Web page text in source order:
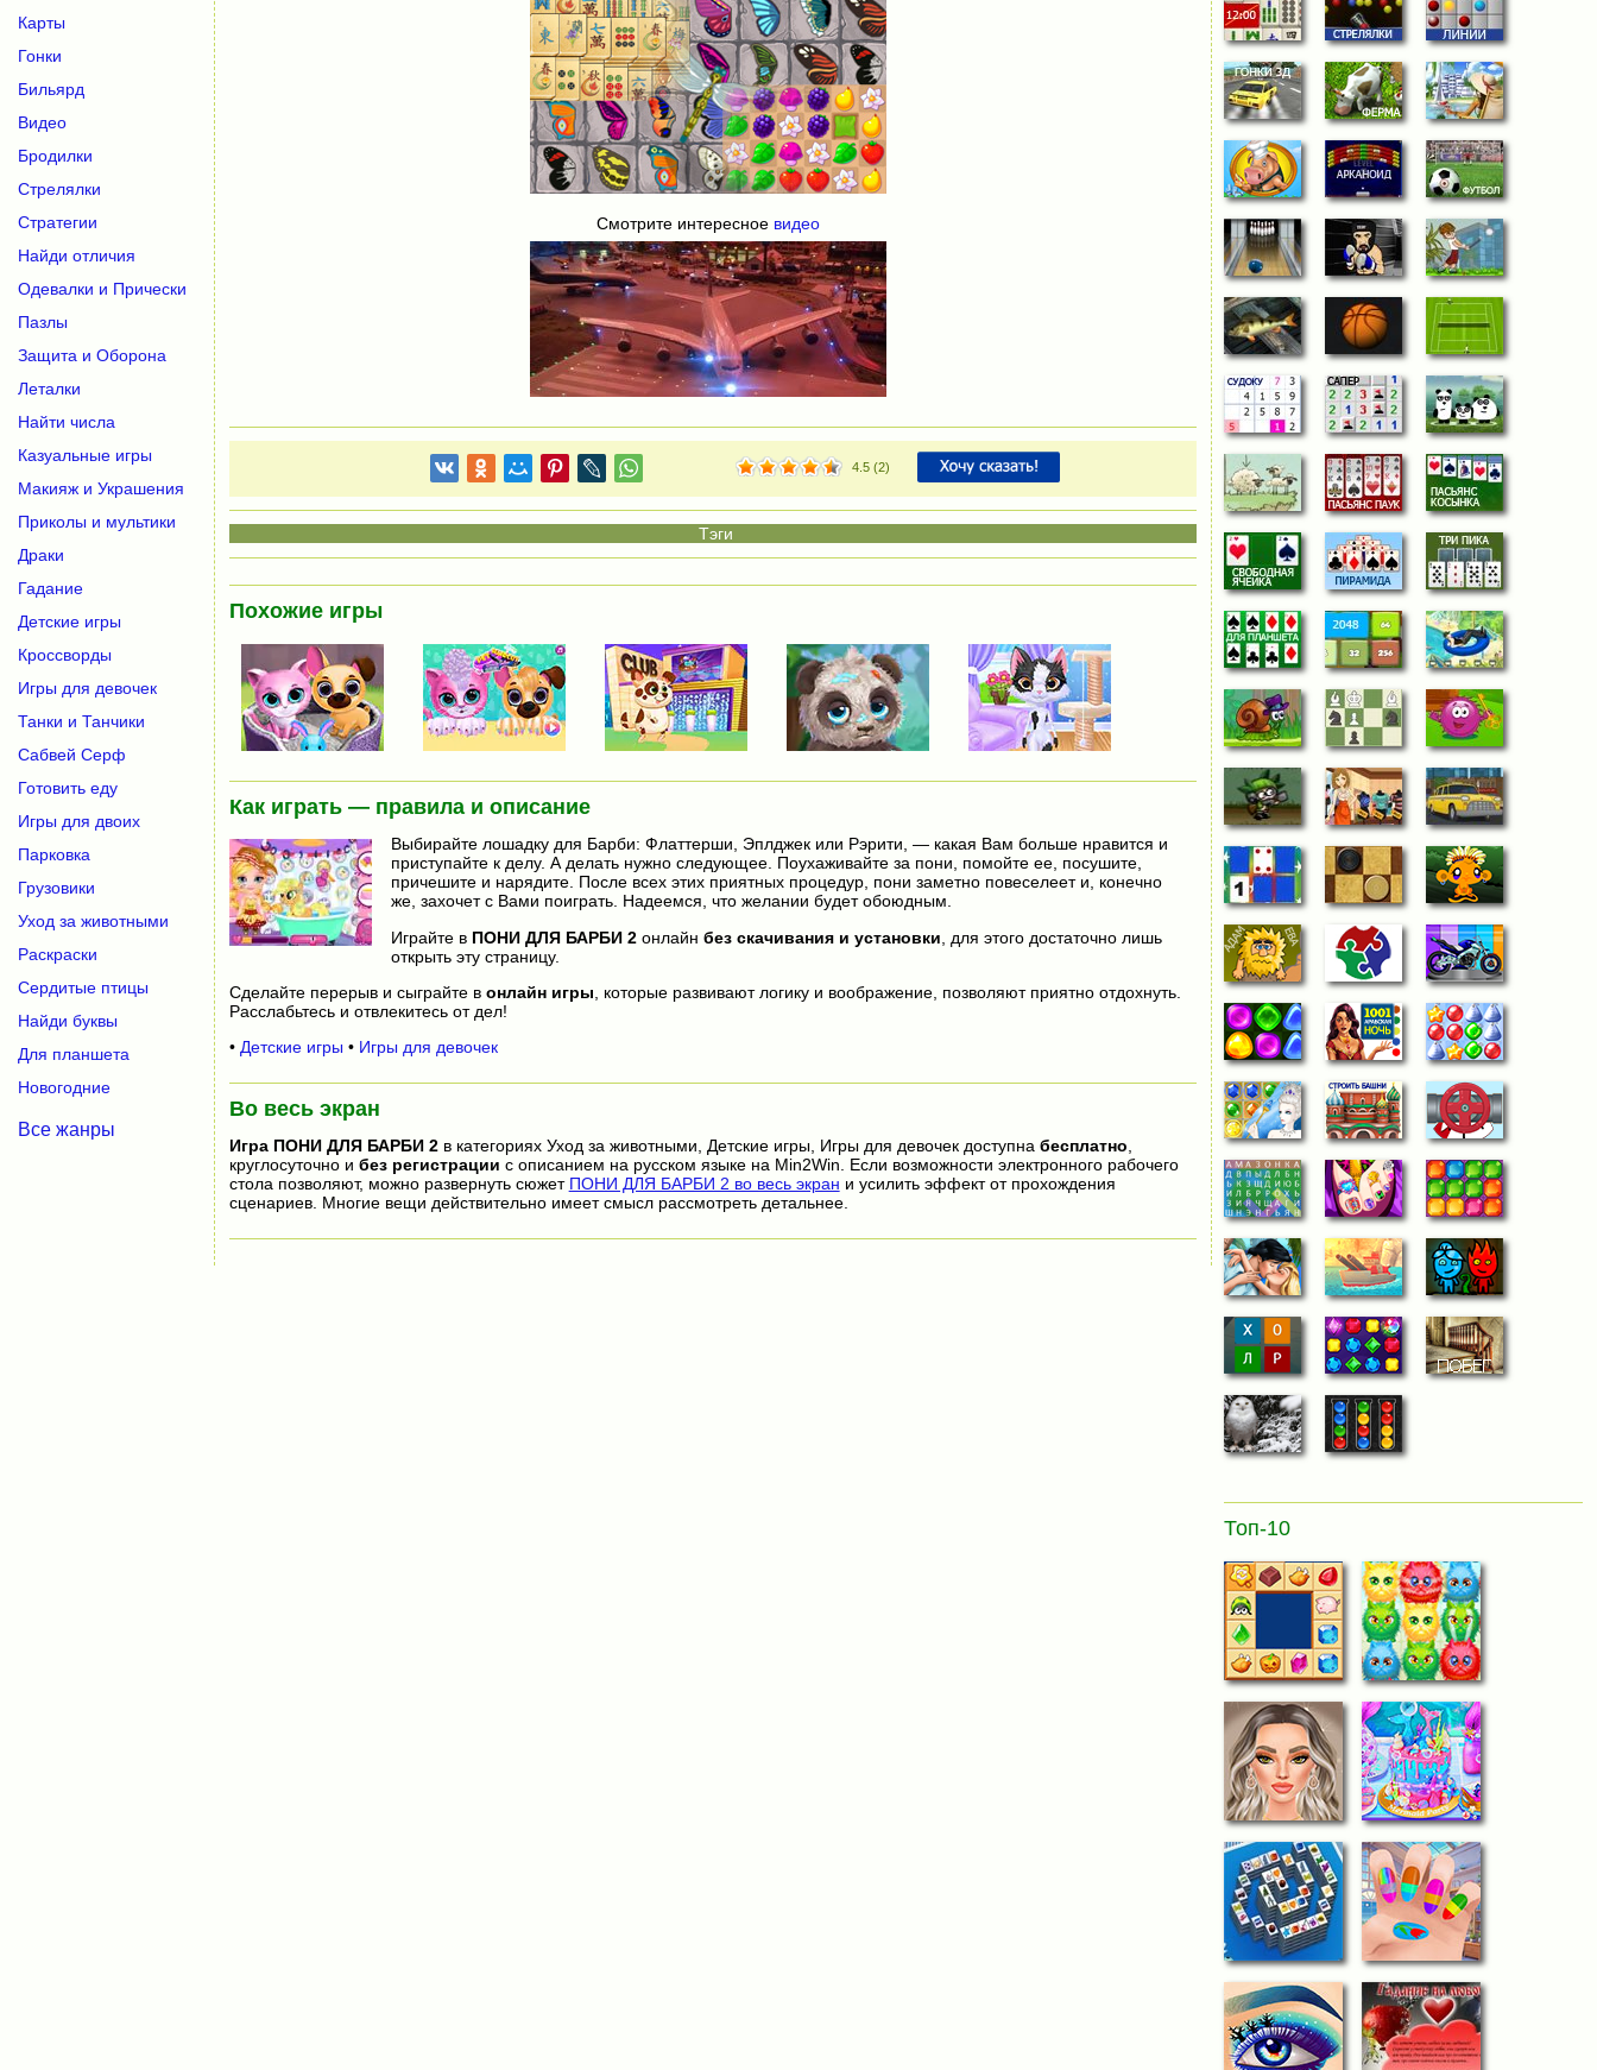
Смотрите интересное видео
4.5 (2)
Похожие игры
Как играть — правила и описание
Выбирайте лошадку для Барби: Флаттерши, Эплджек или Рэрити, — какая Вам больше нравится и
приступайте к делу. А делать нужно следующее. Поухаживайте за пони, помойте ее, посушите,
причешите и нарядите. После всех этих приятных процедур, пони заметно повеселеет и, конечно
же, захочет с Вами поиграть. Надеемся, что желании будет обоюдным.
Играйте в ПОНИ ДЛЯ БАРБИ 2онлайн без скачивания и установки , для этого достаточно лишь
открыть эту страницу.
Сделайте перерыв и сыграйте в онлайн игры , которые развивают логику и воображение, позволяют приятно отдохнуть.
Расслабьтесь и отвлекитесь от дел!
• Детские игры • Игры для девочек
Во весь экран
Игра ПОНИ ДЛЯ БАРБИ 2в категориях Уход за животными, Детские игры, Игры для девочек доступна бесплатно,
круглосуточно и без регистрации с описанием на русском языке на Min2Win. Если возможности электронного рабочего
стола позволяют, можно развернуть сюжет ПОНИ ДЛЯ БАРБИ 2 во весь экран и усилить эффект от прохождения
сценариев. Многие вещи действительно имеет смысл рассмотреть детальнее.
Карты
Гонки
Бильярд
Видео
Бродилки
Стрелялки
Стратегии
Найди отличия
Одевалки и Прически
Пазлы
Защита и Оборона
Леталки
Найти числа
Казуальные игры
Макияж и Украшения
Приколы и мультики
Драки
Гадание
Детские игры
Кроссворды
Игры для девочек
Танки и Танчики
Сабвей Серф
Готовить еду
Игры для двоих
Парковка
Грузовики
Уход за животными
Раскраски
Сердитые птицы
Найди буквы
Для планшета
Новогодние
Все жанры
Топ-10